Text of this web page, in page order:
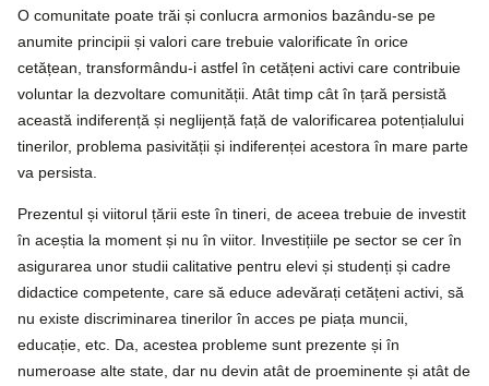
O comunitate poate trăi și conlucra armonios bazându-se pe
anumite principii și valori care trebuie valorificate în orice
cetățean, transformându-i astfel în cetățeni activi care contribuie
voluntar la dezvoltare comunității. Atât timp cât în țară persistă
această indiferență și neglijență față de valorificarea potențialului
tinerilor, problema pasivității și indiferenței acestora în mare parte
va persista.
Prezentul și viitorul țării este în tineri, de aceea trebuie de investit
în aceștia la moment și nu în viitor. Investițiile pe sector se cer în
asigurarea unor studii calitative pentru elevi și studenți și cadre
didactice competente, care să educe adevărați cetățeni activi, să
nu existe discriminarea tinerilor în acces pe piața muncii,
educație, etc. Da, acestea probleme sunt prezente și în
numeroase alte state, dar nu devin atât de proeminente și atât de